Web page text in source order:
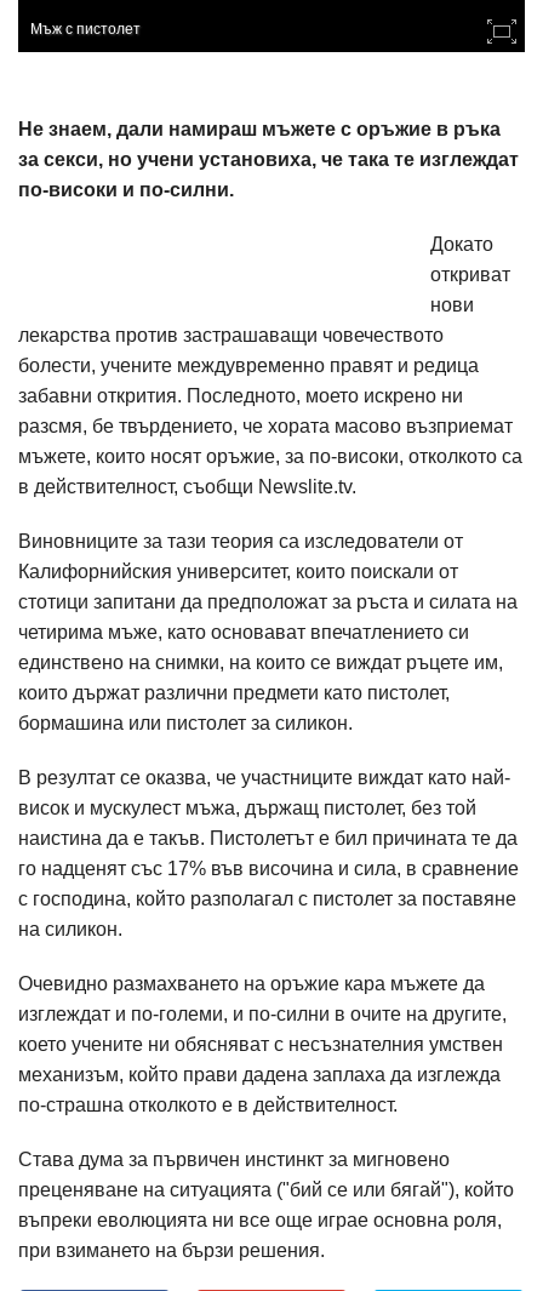
Мъж с пистолет
Не знаем, дали намираш мъжете с оръжие в ръка
за секси, но учени установиха, че така те изглеждат
по-високи и по-силни.
Докато
откриват
нови
лекарства против застрашаващи човечеството
болести, учените междувременно правят и редица
забавни открития. Последното, моето искрено ни
разсмя, бе твърдението, че хората масово възприемат
мъжете, които носят оръжие, за по-високи, отколкото са
в действителност, съобщи Newslite.tv.
Виновниците за тази теория са изследователи от
Калифорнийския университет, които поискали от
стотици запитани да предположат за ръста и силата на
четирима мъже, като основават впечатлението си
единствено на снимки, на които се виждат ръцете им,
които държат различни предмети като пистолет,
бормашина или пистолет за силикон.
В резултат се оказва, че участниците виждат като най-
висок и мускулест мъжа, държащ пистолет, без той
наистина да е такъв. Пистолетът е бил причината те да
го надценят със 17% във височина и сила, в сравнение
с господина, който разполагал с пистолет за поставяне
на силикон.
Очевидно размахването на оръжие кара мъжете да
изглеждат и по-големи, и по-силни в очите на другите,
което учените ни обясняват с несъзнателния умствен
механизъм, който прави дадена заплаха да изглежда
по-страшна отколкото е в действителност.
Става дума за първичен инстинкт за мигновено
преценяване на ситуацията ("бий се или бягай"), който
въпреки еволюцията ни все още играе основна роля,
при взимането на бързи решения.